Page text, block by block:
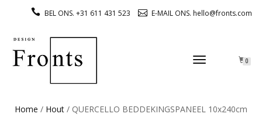
BEL ONS. +31 611 431 523 E-MAIL ONS. hello@fronts.com
TOGGLE
0
Home / Hout / QUERCELLO BEDDEKINGSPANEEL 10x240cm